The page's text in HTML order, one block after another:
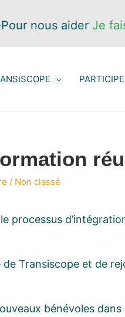
Pour nous aider Je
/ Non classé
processus
Transiscope et de
bénévoles